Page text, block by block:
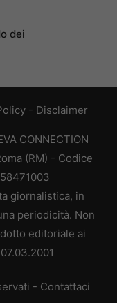
dei
- Disclaimer
CONNECTION
(RM) - Codice
giornalistica, in
periodicità. Non
editoriale ai
- Contattaci